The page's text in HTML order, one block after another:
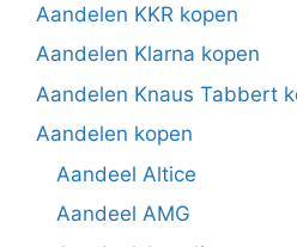
Aandelen KKR kopen
Aandelen Klarna kopen
Aandelen Knaus Tabbert
Aandelen kopen
Aandeel Altice
Aandeel AMG